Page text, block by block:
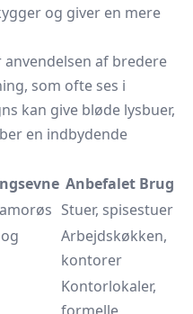
og giver en mere
af bredere
som ofte ses i
kan give bløde lysbuer,
en indbydende
Anbefalet Brug
Stuer, spisestuer
Arbejdskøkken,
kontorer
Kontorlokaler,